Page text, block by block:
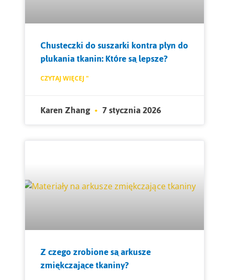
Chusteczki do suszarki kontra płyn do
płukania tkanin: Które są lepsze?
CZYTAJ WIĘCEJ "
Karen Zhang 7 stycznia 2026
Z czego zrobione są arkusze
zmiękczające tkaniny?